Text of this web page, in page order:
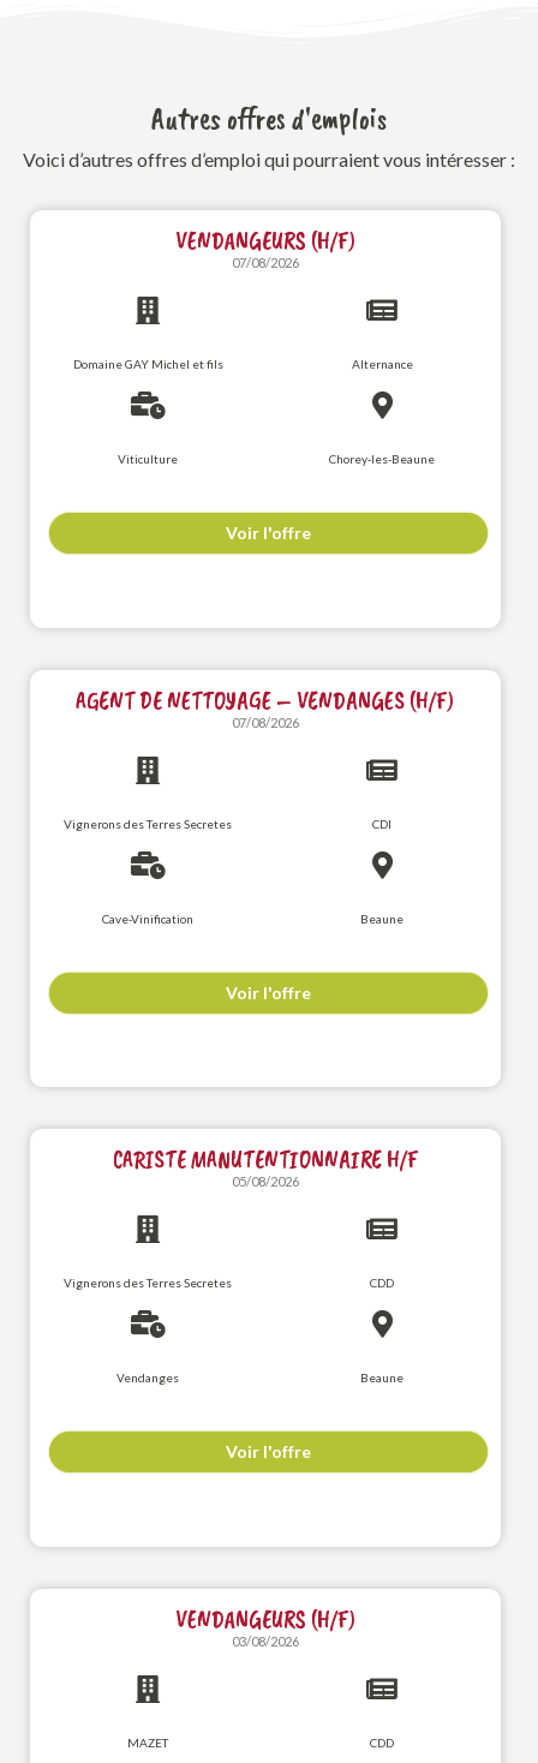
Autres offres d'emplois
Voici d’autres offres d’emploi qui pourraient vous intéresser :
VENDANGEURS (H/F)
07/08/2026
Domaine GAY Michel et fils Alternance
Viticulture Chorey-les-Beaune
Voir l'offre
AGENT DE NETTOYAGE – VENDANGES (H/F)
07/08/2026
Vignerons des Terres Secretes CDI
Cave-Vinification Beaune
Voir l'offre
CARISTE MANUTENTIONNAIRE H/F
05/08/2026
Vignerons des Terres Secretes CDD
Vendanges Beaune
Voir l'offre
VENDANGEURS (H/F)
03/08/2026
MAZET CDD